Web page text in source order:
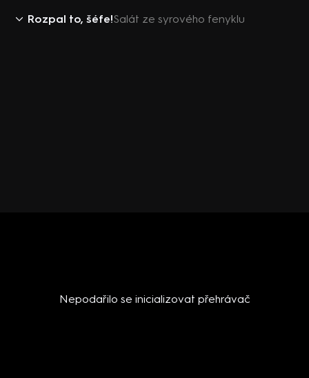
Rozpal to, šéfe!Salát ze syrového fenyklu
Nepodařilo se inicializovat přehrávač